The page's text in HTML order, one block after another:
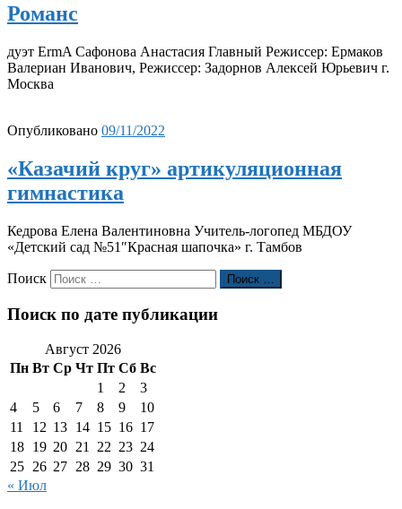
Романс
дуэт ErmA Сафонова Анастасия Главный Режиссер: Ермаков
Валериан Иванович, Режиссер: Задорнов Алексей Юрьевич г.
Москва
Опубликовано 09/11/2022
«Казачий круг» артикуляционная
гимнастика
Кедрова Елена Валентиновна Учитель-логопед МБДОУ
«Детский сад №51″Красная шапочка» г. Тамбов
Поиск Поиск …
Поиск по дате публикации
Август 2026
Пн Вт Ср Чт Пт Сб Вс
1
2
3
4
5 6 7 8 9
10
11
12 13 14 15 16 17
18 19 20 21 22 23 24
25 26 27 28 29 30 31
« Июл